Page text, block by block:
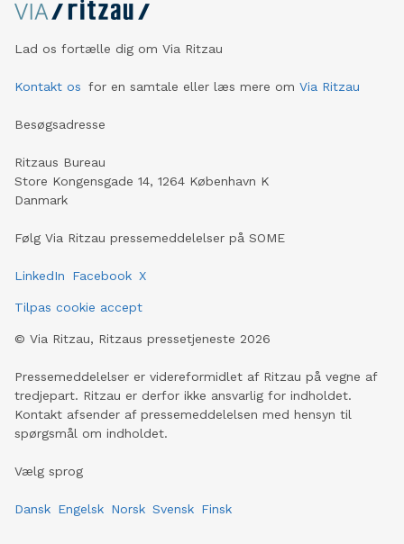
Lad os fortælle dig om Via Ritzau
Kontakt os for en samtale eller læs mere om Via Ritzau
Besøgsadresse
Ritzaus Bureau
Store Kongensgade 14, 1264 København K
Danmark
Følg Via Ritzau pressemeddelelser på SOME
LinkedIn Facebook X
Tilpas cookie accept
© Via Ritzau, Ritzaus pressetjeneste 2026
Pressemeddelelser er videreformidlet af Ritzau på vegne af
tredjepart. Ritzau er derfor ikke ansvarlig for indholdet.
Kontakt afsender af pressemeddelelsen med hensyn til
spørgsmål om indholdet.
Vælg sprog
Dansk Engelsk Norsk Svensk Finsk